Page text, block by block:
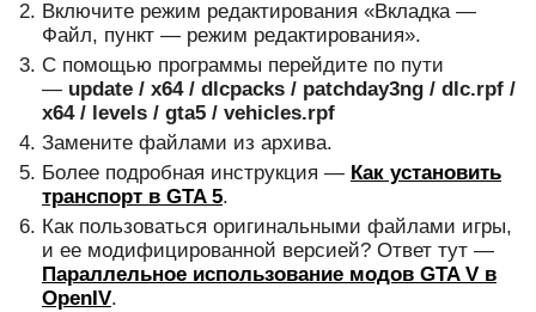
Включите режим редактирования «Вкладка —
Файл, пункт — режим редактирования».
С помощью программы перейдите по пути
— update / x64 / dlcpacks / patchday3ng / dlc.rpf /
x64 / levels / gta5 / vehicles.rpf
Замените файлами из архива.
Более подробная инструкция — Как установить
транспорт в GTA 5.
Как пользоваться оригинальными файлами игры,
и ее модифицированной версией? Ответ тут —
Параллельное использование модов GTA V в
OpenIV.